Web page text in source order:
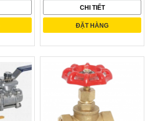
CHI TIẾT
ĐẶT HÀNG